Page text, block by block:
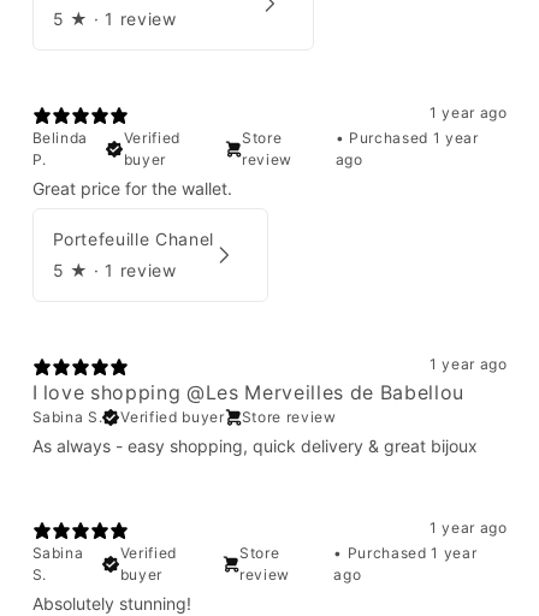
5 ★ · 1 review
1 year ago
Belinda
P.
Verified
buyer
Store
review
• Purchased 1 year
ago
Great price for the wallet.
Portefeuille Chanel
5 ★ · 1 review
1 year ago
I love shopping @Les Merveilles de Babellou
Sabina S. Verified buyer Store review
As always - easy shopping, quick delivery & great bijoux
1 year ago
Sabina
S.
Verified
buyer
Store
review
• Purchased 1 year
ago
Absolutely stunning!